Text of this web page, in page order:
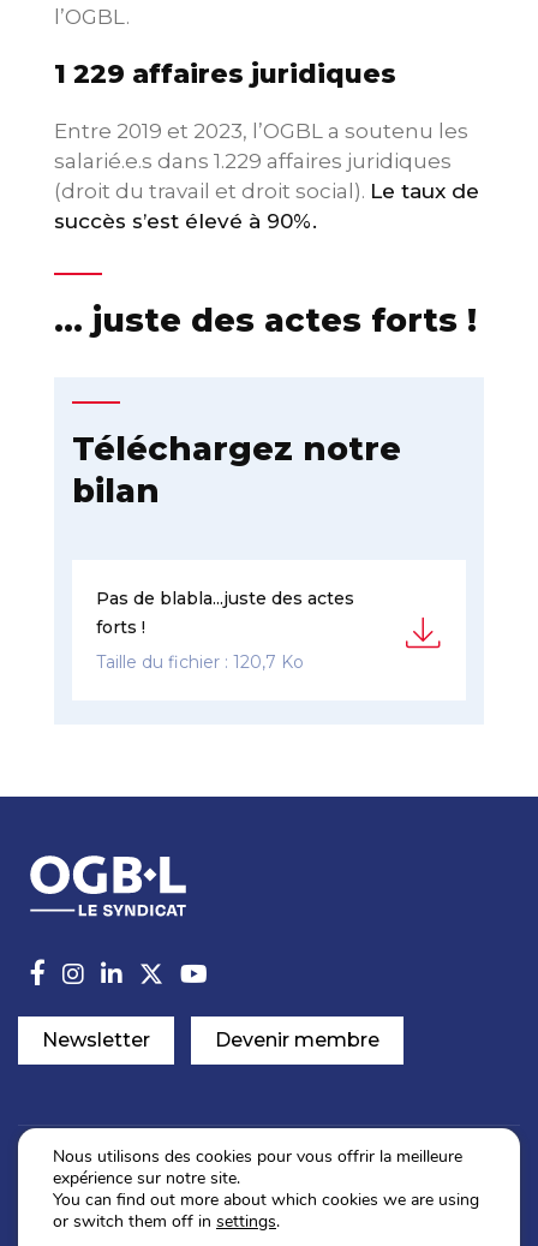
l’OGBL.
1 229 affaires juridiques
Entre 2019 et 2023, l’OGBL a soutenu les
salarié.e.s dans 1.229 affaires juridiques
(droit du travail et droit social). Le taux de
succès s’est élevé à 90%.
… juste des actes forts !
Téléchargez notre
bilan
Pas de blabla...juste des actes
forts !
Taille du fichier : 120,7 Ko
Newsletter Devenir membre
Politique de confidentialité
Mentions légales
Nous utilisons des cookies pour vous offrir la meilleure
expérience sur notre site.
You can find out more about which cookies we are using
or switch them off in settings.